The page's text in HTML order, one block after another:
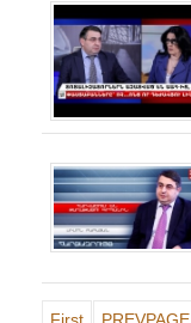
First PREVPAGE